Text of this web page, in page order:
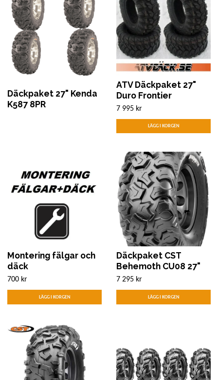
Däckpaket 27" Kenda
K587 8PR
ATV Däckpaket 27"
Duro Frontier
7 995 kr
Montering fälgar och
däck
700 kr
Däckpaket CST
Behemoth CU08 27"
7 295 kr